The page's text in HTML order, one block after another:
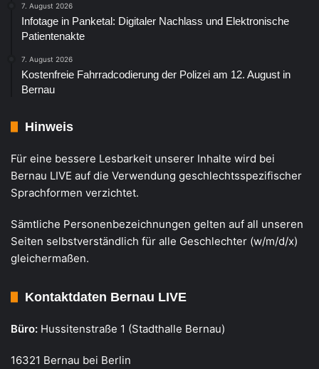
7. August 2026
Infotage in Panketal: Digitaler Nachlass und Elektronische
Patientenakte
7. August 2026
Kostenfreie Fahrradcodierung der Polizei am 12. August in
Bernau
Hinweis
Für eine bessere Lesbarkeit unserer Inhalte wird bei
Bernau LIVE auf die Verwendung geschlechtsspezifischer
Sprachformen verzichtet.
Sämtliche Personenbezeichnungen gelten auf all unseren
Seiten selbstverständlich für alle Geschlechter (w/m/d/x)
gleichermaßen.
Kontaktdaten Bernau LIVE
Büro: Hussitenstraße 1 (Stadthalle Bernau)
16321 Bernau bei Berlin